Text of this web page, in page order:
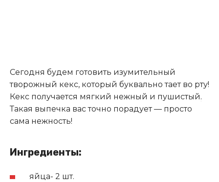
Сегодня будем готовить изумительный
творожный кекс, который буквально тает во рту!
Кекс получается мягкий нежный и пушистый.
Такая выпечка вас точно порадует — просто
сама нежность!
Ингредиенты:
яйца- 2 шт.